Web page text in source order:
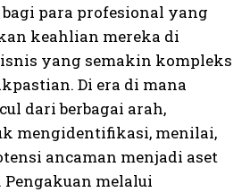
para profesional yang
keahlian mereka di
yang semakin kompleks
Di era di mana
dari berbagai arah,
mengidentifikasi, menilai,
ancaman menjadi aset
melalui